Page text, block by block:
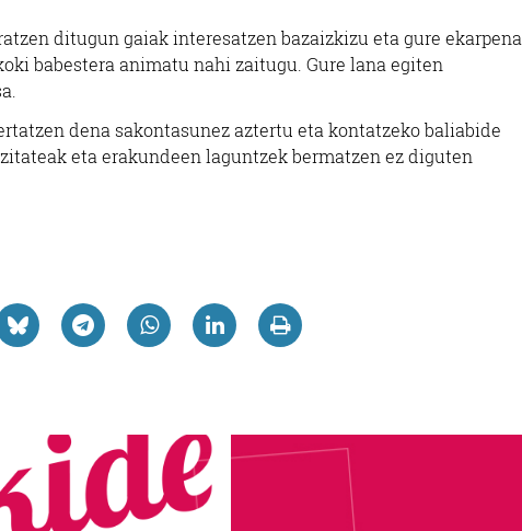
ditugun gaiak interesatzen bazaizkizu eta gure ekarpena
babestera animatu nahi zaitugu. Gure lana egiten
dena sakontasunez aztertu eta kontatzeko baliabide
eta erakundeen laguntzek bermatzen ez diguten